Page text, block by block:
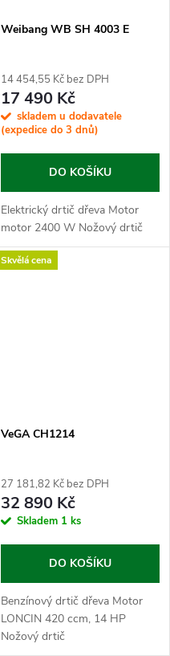
Weibang WB SH 4003 E
14 454,55 Kč bez DPH
17 490 Kč
skladem u dodavatele
(expedice do 3 dnů)
DO KOŠÍKU
Elektrický drtič dřeva Motor
motor 2400 W Nožový drtič
Skvělá cena
VeGA CH1214
27 181,82 Kč bez DPH
32 890 Kč
Skladem 1 ks
DO KOŠÍKU
Benzínový drtič dřeva Motor
LONCIN 420 ccm, 14 HP
Nožový drtič